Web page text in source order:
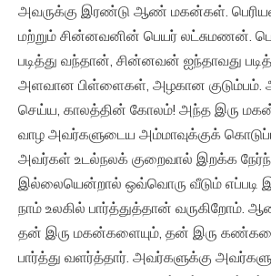
அவருக்கு இரண்டு ஆண் மகன்கள்.
மற்றும் சின்னவனின் பெயர் லட்சுமணன்.
படித்து வந்தான், சின்னவன் ஐந்தாவது
அளவான பிள்ளைகள், அழகான
செய்ய, காலத்தின் கோலம்! அந்த இரு
வாழ அவர்களுடைய அம்மாவுக்குக்
அவர்கள் உடல்நலக் குறைவால் இறக்க
இல்லையென்றால் ஒவ்வொரு வீடும் எப்படி
நாம் உலகில் பார்த்துத்தான் வருகிறோம்.
தன் இரு மகன்களையும், தன் இரு
பார்த்து வளர்த்தார். அவர்களுக்கு